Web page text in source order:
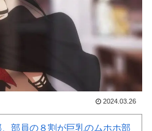
「こういうのを見ると日本人は
何か適当に作る感じがしな
い・・・」「あれがまさに経験
韓国人「この夏、韓国人が東
京へ行くしかない理由がこち
ちゃ羨ましい…（ﾌﾞﾙﾌﾞﾙ」＝
2024.03.26
、部員の８割が巨乳のムホホ部